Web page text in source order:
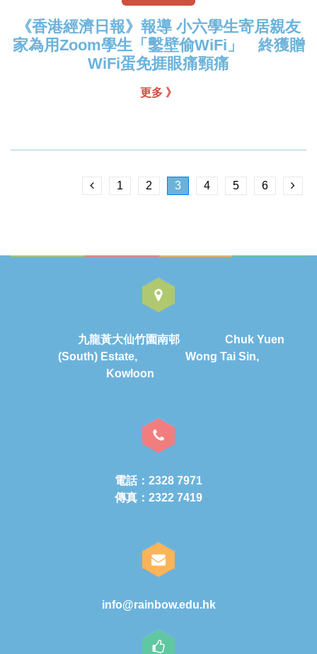
《香港經濟日報》報導 小六學生寄居親友
家為用Zoom學生「鑿壁偷WiFi」 終獲贈
WiFi蛋免捱眼痛頸痛
更多 》
1 2 3 4 5 6
九龍黃大仙竹園南邨 Chuk Yuen
(South) Estate, Wong Tai Sin,
Kowloon
電話：2328 7971
傳真：2322 7419
info@rainbow.edu.hk